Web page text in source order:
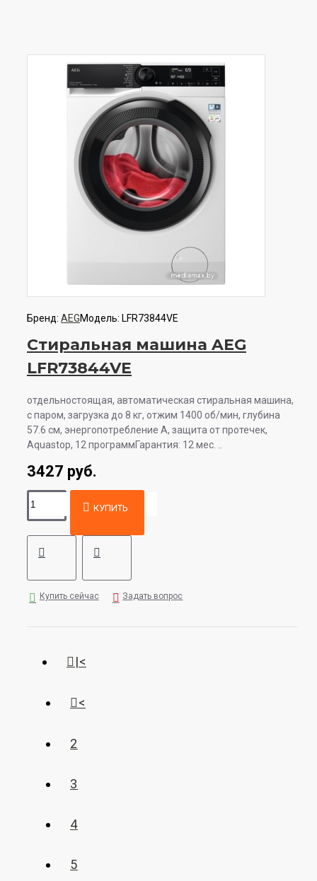
Бренд: AEGМодель: LFR73844VE
Стиральная машина AEG
LFR73844VE
отдельностоящая, автоматическая стиральная машина,
с паром, загрузка до 8 кг, отжим 1400 об/мин, глубина
57.6 см, энергопотребление A, защита от протечек,
Aquastop, 12 программГарантия: 12 мес. ..
3427 руб.
КУПИТЬ
Купить сейчас Задать вопрос
|<
<
2
3
4
5